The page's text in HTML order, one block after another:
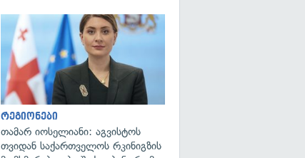
რეგიონები
თამარ იოსელიანი: აგვისტოს
თვიდან საქართველოს რკინიგზის